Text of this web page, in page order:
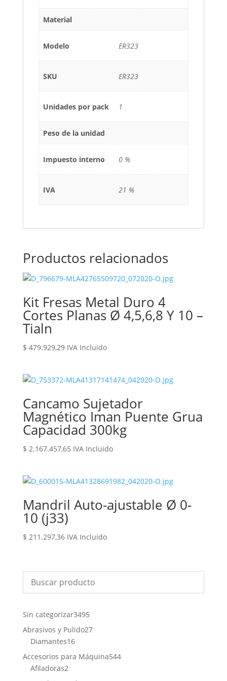
Material
Modelo ER323
SKU ER323
Unidades por pack 1
Peso de la unidad
Impuesto interno 0 %
IVA 21 %
Productos relacionados
Kit Fresas Metal Duro 4
Cortes Planas Ø 4,5,6,8 Y 10 –
Tialn
$ 479.929,29 IVA Incluido
Cancamo Sujetador
Magnético Iman Puente Grua
Capacidad 300kg
$ 2.167.457,65 IVA Incluido
Mandril Auto-ajustable Ø 0-
10 (j33)
$ 211.297,36 IVA Incluido
Sin categorizar34953495
productos
Abrasivos y Pulido2727
Diamantes1616
productos
Accesorios para Máquina544544
Afiladoras22
productos